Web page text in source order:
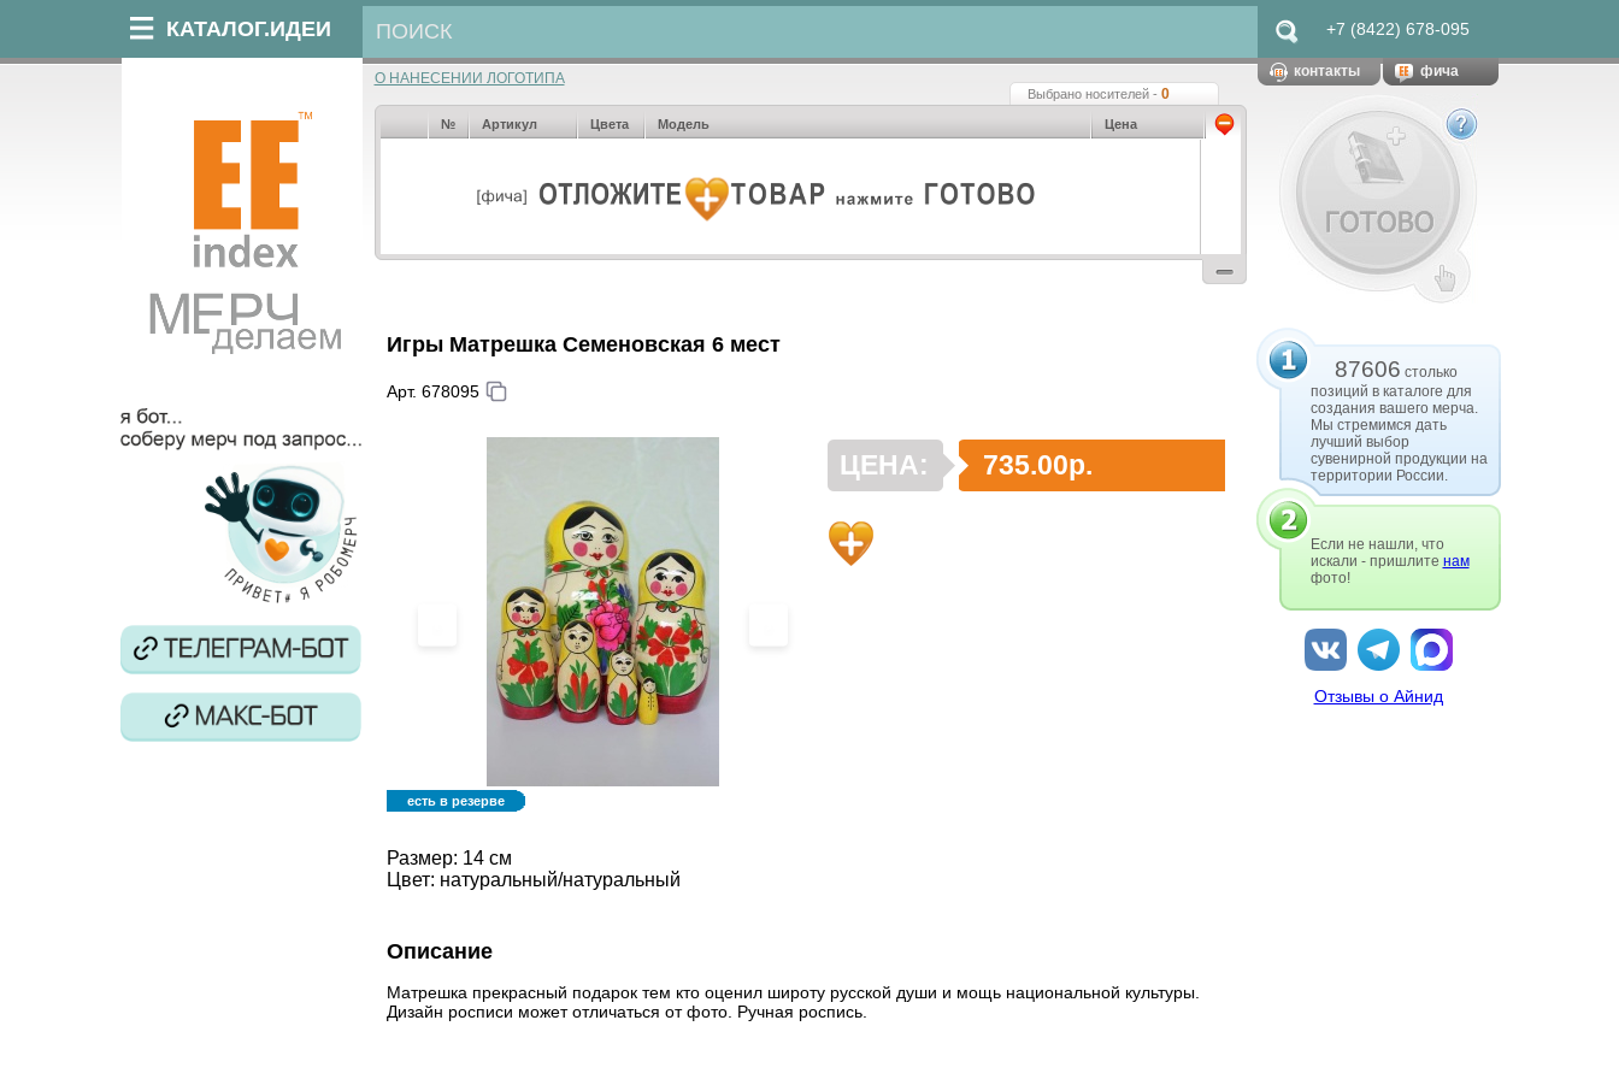
КАТАЛОГ.ИДЕИ +7 (8422) 678-095
О НАНЕСЕНИИ ЛОГОТИПА
Выбрано носителей - 0
№ Артикул Цвета Модель Цена
Игры Матрешка Семеновская 6 мест
Арт. 678095
есть в резерве
ЦЕНА: 735.00р.
Размер: 14 см
Цвет: натуральный/натуральный
Описание
Матрешка прекрасный подарок тем кто оценил широту русской души и мощь национальной культуры.
Дизайн росписи может отличаться от фото. Ручная роспись.
контакты фича
87606 столько
позиций в каталоге для
создания вашего мерча.
Мы стремимся дать
лучший выбор
сувенирной продукции на
территории России.
Если не нашли, что
искали - пришлите нам
фото!
Отзывы о Айнид